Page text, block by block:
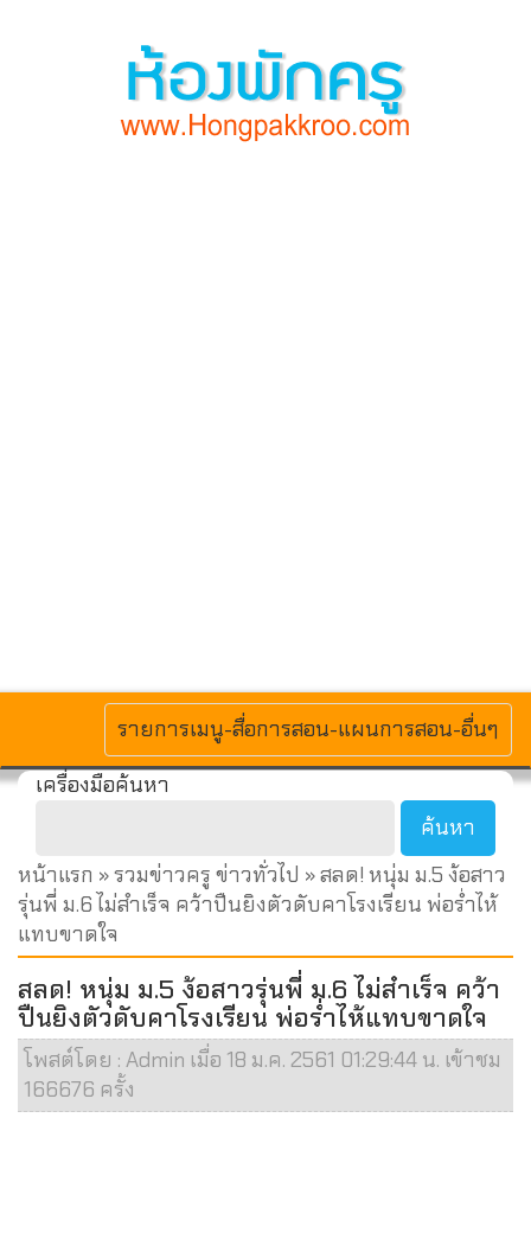
MENU
รายการเมนู-สื่อการสอน-แผนการสอน-อื่นๆ
เครื่องมือค้นหา
หน้าแรก »รวมข่าวครู ข่าวทั่วไป » สลด! หนุ่ม ม.5 ง้อสาว
รุ่นพี่ ม.6 ไม่สำเร็จ คว้าปืนยิงตัวดับคาโรงเรียน พ่อร่ำไห้
แทบขาดใจ
สลด! หนุ่ม ม.5 ง้อสาวรุ่นพี่ ม.6 ไม่สำเร็จ คว้า
ปืนยิงตัวดับคาโรงเรียน พ่อร่ำไห้แทบขาดใจ
โพสต์โดย : Admin เมื่อ 18 ม.ค. 2561 01:29:44 น. เข้าชม
166676 ครั้ง